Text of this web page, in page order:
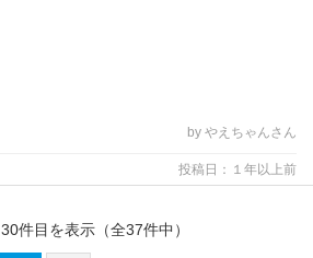
by やえちゃんさん
投稿日：１年以上前
30件目を表示（全37件中）